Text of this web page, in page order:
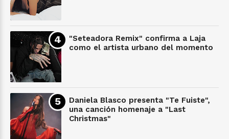
"Seteadora Remix" confirma a Laja
como el artista urbano del momento
Daniela Blasco presenta "Te Fuiste",
una canción homenaje a "Last
Christmas"